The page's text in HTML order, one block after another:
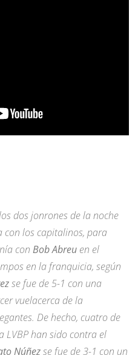
dos jonrones de la noche
con los capitalinos, para
con Bob Abreu en el
en la franquicia, según
se fue de 5-1 con una
vuelacerca de la
De hecho, cuatro de
LVBP han sido contra el
Núñezse fue de 3-1 con un